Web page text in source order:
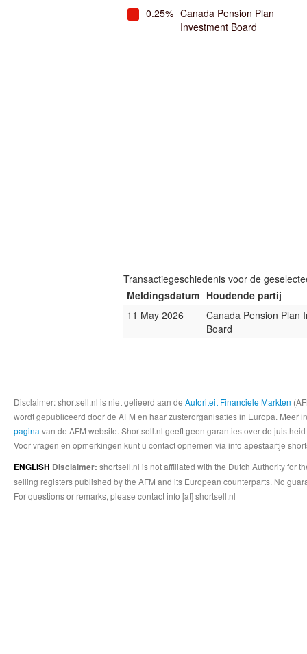
0.25% Canada Pension Plan
Investment Board
Transactiegeschiedenis voor de
Meldingsdatum Houdende partij
11 May 2026
Canada Pension Plan
Board
Disclaimer: shortsell.nl is niet gelieerd aan de Autoriteit Financiele Markten
wordt gepubliceerd door de AFM en haar zusterorganisaties in Europa.
pagina van de AFM website. Shortsell.nl geeft geen garanties over de
Voor vragen en opmerkingen kunt u contact opnemen via info apestaartje
ENGLISH Disclaimer: shortsell.nl is not affiliated with the Dutch Authority for
selling registers published by the AFM and its European counterparts. No
For questions or remarks, please contact info [at] shortsell.nl